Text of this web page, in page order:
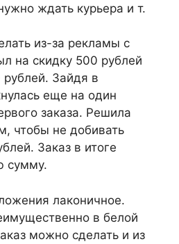
ждать курьера и т.
из-за рекламы с
на скидку 500 рублей
рублей. Зайдя в
еще на один
заказа. Решила
чтобы не добивать
Заказ в итоге
сумму.
лаконичное.
в белой
можно сделать и из